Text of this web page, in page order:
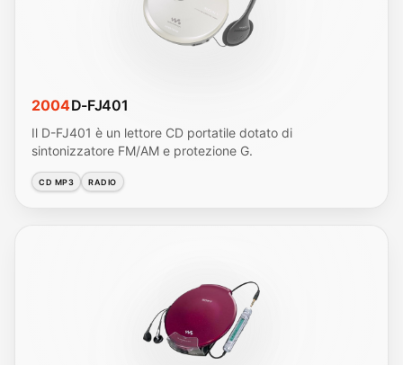
2004D-FJ401
Il D-FJ401 è un lettore CD portatile dotato di
sintonizzatore FM/AM e protezione G.
CD MP3 RADIO